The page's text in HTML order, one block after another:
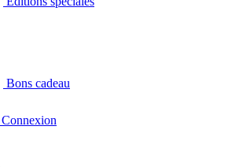
Bons cadeau
Connexion